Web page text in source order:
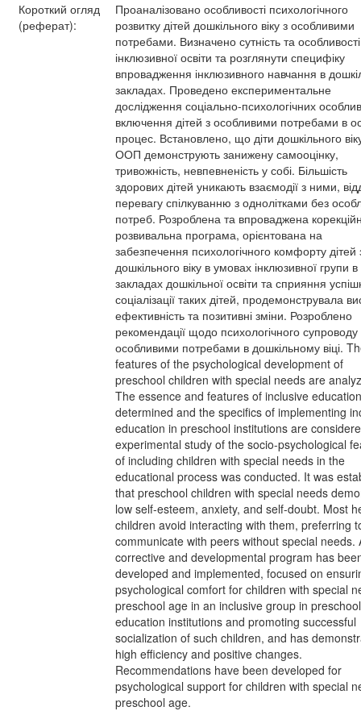
Короткий огляд
(реферат):
Проаналізовано особливості психологічного
розвитку дітей дошкільного віку з особливими
потребами. Визначено сутність та особливості
інклюзивної освіти та розглянути специфіку
впровадження інклюзивного навчання в
закладах. Проведено експериментальне
дослідження соціально-психологічних
включення дітей з особливими потребами в
процес. Встановлено, що діти дошкільного
ООП демонструють занижену самооцінку,
тривожність, невпевненість у собі. Більшість
здорових дітей уникають взаємодії з ними,
перевагу спілкуванню з однолітками без
потреб. Розроблена та впроваджена
розвивальна програма, орієнтована на
забезпечення психологічного комфорту
дошкільного віку в умовах інклюзивної групи в
закладах дошкільної освіти та сприяння
соціалізації таких дітей, продемонструвала
ефективність та позитивні зміни. Розроблено
рекомендації щодо психологічного супроводу
особливими потребами в дошкільному віці.
features of the psychological development of
preschool children with special needs are
The essence and features of inclusive
determined and the specifics of implementing
education in preschool institutions are
experimental study of the socio-psychological
of including children with special needs in the
educational process was conducted. It was
that preschool children with special needs
low self-esteem, anxiety, and self-doubt. Most
children avoid interacting with them, preferring
communicate with peers without special needs.
corrective and developmental program has
developed and implemented, focused on
psychological comfort for children with special
preschool age in an inclusive group in preschool
education institutions and promoting successful
socialization of such children, and has
high efficiency and positive changes.
Recommendations have been developed for
psychological support for children with special
preschool age.